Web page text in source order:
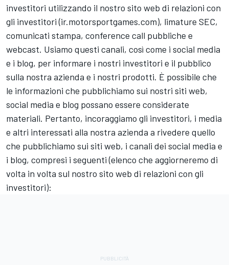
investitori utilizzando il nostro sito web di relazioni con
gli investitori (ir.motorsportgames.com), limature SEC,
comunicati stampa, conference call pubbliche e
webcast. Usiamo questi canali, così come i social media
e i blog, per informare i nostri investitori e il pubblico
sulla nostra azienda e i nostri prodotti. È possibile che
le informazioni che pubblichiamo sui nostri siti web,
social media e blog possano essere considerate
materiali. Pertanto, incoraggiamo gli investitori, i media
e altri interessati alla nostra azienda a rivedere quello
che pubblichiamo sui siti web, i canali dei social media e
i blog, compresi i seguenti (elenco che aggiorneremo di
volta in volta sul nostro sito web di relazioni con gli
investitori):